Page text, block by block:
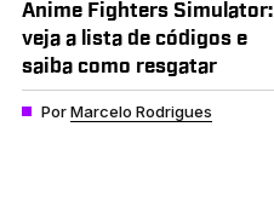
Anime Fighters Simulator:
veja a lista de códigos e
saiba como resgatar
PorMarcelo Rodrigues